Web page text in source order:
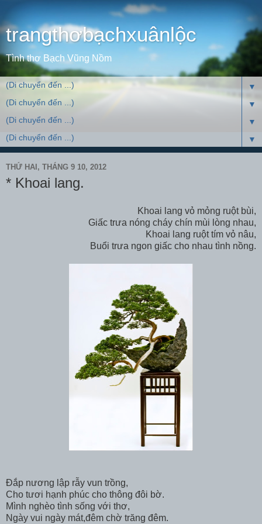
trangthơbạchxuânlộc
Tình thơ Bạch Vũng Nồm
▼
▼
▼
▼
THỨ HAI, THÁNG 9 10, 2012
* Khoai lang.
Khoai lang vỏ mỏng ruột bùi,
Giấc trưa nóng cháy chín mùi lòng nhau,
Khoai lang ruột tím vỏ nâu,
Buổi trưa ngon giấc cho nhau tình nồng.
Đắp nương lập rẫy vun trồng,
Cho tươi hạnh phúc cho thông đôi bờ.
Mình nghèo tình sống với thơ,
Ngày vui ngày mát,đêm chờ trăng đêm.